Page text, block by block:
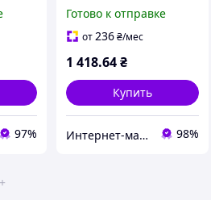
97%
жемчужина"
Готово к отправке
от236 ₴/мес
1 418.64 ₴
Купить
Интернет-магазин Зозулька 98%